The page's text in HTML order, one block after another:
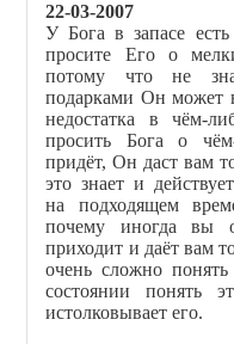
22-03-2007
У Бога в запасе
просите Его о
потому что не
подарками Он может
недостатка в чём-
просить Бога о
придёт, Он даст вам
это знает и
на подходящем
почему иногда вы
приходит и даёт вам
очень сложно
состоянии понять
истолковывает его.